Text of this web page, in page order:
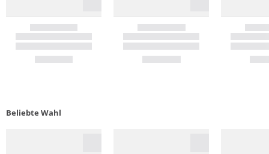
Beliebte Wahl